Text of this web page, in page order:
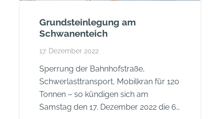
Grundsteinlegung am
Schwanenteich
17. Dezember 2022
Sperrung der Bahnhofstraße,
Schwerlasttransport, Mobilkran für 120
Tonnen – so kündigen sich am
Samstag den 17. Dezember 2022 die 6…